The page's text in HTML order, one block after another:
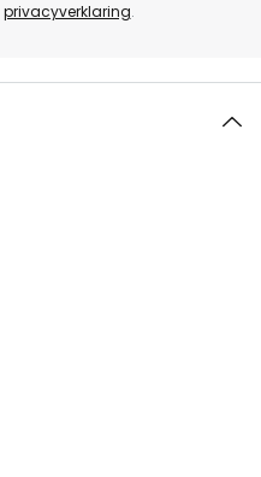
privacyverklaring.